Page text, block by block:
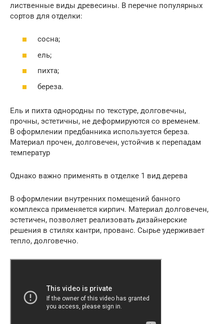
лиственные виды древесины. В перечне популярных
сортов для отделки:
сосна;
ель;
пихта;
береза.
Ель и пихта однородны по текстуре, долговечны,
прочны, эстетичны, не деформируются со временем.
В оформлении предбанника используется береза.
Материал прочен, долговечен, устойчив к перепадам
температур
Однако важно применять в отделке 1 вид дерева
В оформлении внутренних помещений банного
комплекса применяется кирпич. Материал долговечен,
эстетичен, позволяет реализовать дизайнерские
решения в стилях кантри, прованс. Сырье удерживает
тепло, долговечно.